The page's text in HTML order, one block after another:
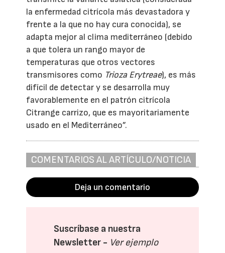
la enfermedad citrícola más devastadora y
frente a la que no hay cura conocida), se
adapta mejor al clima mediterráneo (debido
a que tolera un rango mayor de
temperaturas que otros vectores
transmisores como Trioza Erytreae), es más
difícil de detectar y se desarrolla muy
favorablemente en el patrón citrícola
Citrange carrizo, que es mayoritariamente
usado en el Mediterráneo”.
COMENTARIOS AL ARTÍCULO/NOTICIA
Deja un comentario
Suscríbase a nuestra
Newsletter - Ver ejemplo